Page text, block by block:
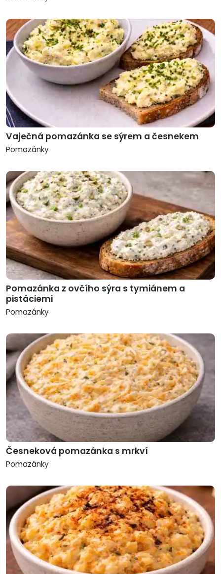
Vaječná pomazánka se sýrem a česnekem
Pomazánky
Pomazánka z ovčího sýra s tymiánem a
pistáciemi
Pomazánky
Česneková pomazánka s mrkví
Pomazánky